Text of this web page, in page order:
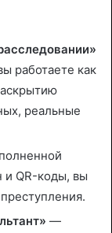
работаете как
реальные
и QR-коды, вы
—